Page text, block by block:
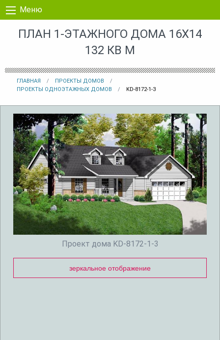
Перейти к контенту
Меню
ПЛАН 1-ЭТАЖНОГО ДОМА 16X14
132 КВ М
ГЛАВНАЯ
ПРОЕКТЫ ДОМОВ
ПРОЕКТЫ ОДНОЭТАЖНЫХ ДОМОВ
KD-8172-1-3
Проект дома KD-8172-1-3
зеркальное отображение